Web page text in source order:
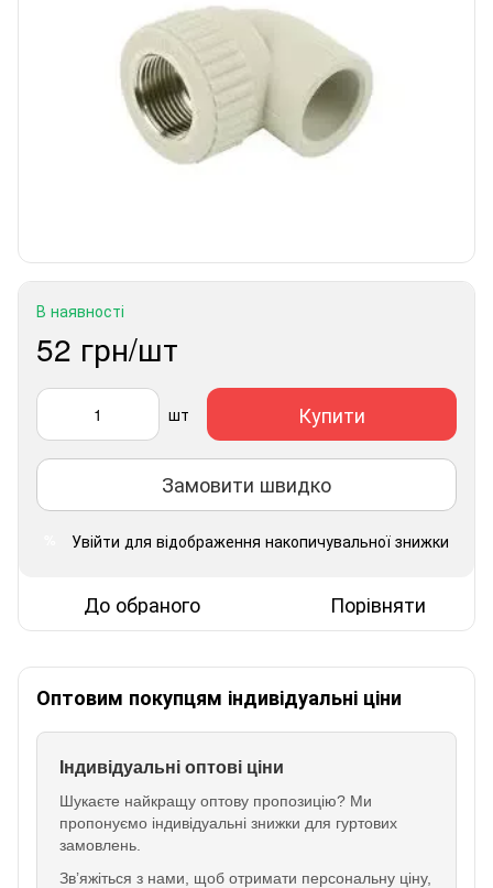
В наявності
52 грн/шт
шт Купити
Замовити швидко
Увійти для відображення накопичувальної знижки
До обраного Порівняти
Оптовим покупцям індивідуальні ціни
Індивідуальні оптові ціни
Шукаєте найкращу оптову пропозицію? Ми
пропонуємо індивідуальні знижки для гуртових
замовлень.
Зв’яжіться з нами, щоб отримати персональну ціну,